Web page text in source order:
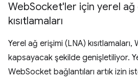
WebSocket'ler için yerel ağ
kısıtlamaları
Yerel ağ erişimi (LNA)
kapsayacak şekilde genişletiliyor.
WebSocket bağlantıları artık izin